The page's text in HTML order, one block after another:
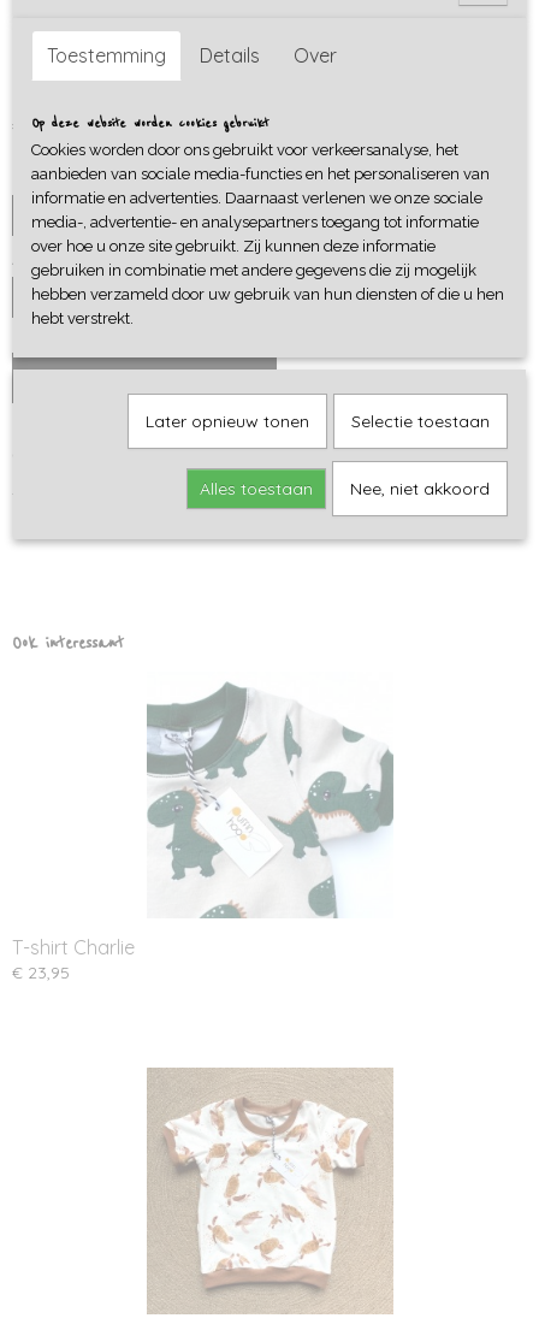
T-shirt Happy Bunny Forest
Green
€ 23,95
Maat
Aantal
IN WINKELWAGEN
Omschrijving
T-shirt gemaakt van biologisch katoen (tricot).
Ook interessant
T-shirt Charlie
€ 23,95
Toestemming Details Over
Op deze website worden cookies gebruikt
Cookies worden door ons gebruikt voor verkeersanalyse, het
aanbieden van sociale media-functies en het personaliseren van
informatie en advertenties. Daarnaast verlenen we onze sociale
media-, advertentie- en analysepartners toegang tot informatie
over hoe u onze site gebruikt. Zij kunnen deze informatie
gebruiken in combinatie met andere gegevens die zij mogelijk
hebben verzameld door uw gebruik van hun diensten of die u hen
hebt verstrekt.
Later opnieuw tonen Selectie toestaan
Alles toestaan Nee, niet akkoord